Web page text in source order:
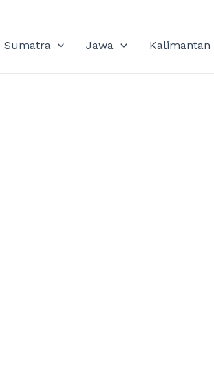
Sumatra Jawa Kalimantan